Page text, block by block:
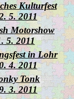
Kulturfest
5. 2011
Motorshow
5. 2011
in Lohr
4. 2011
Tonk
3. 2011